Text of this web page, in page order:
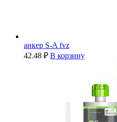
анкер S-A fvz
42.48 ₽ В корзину